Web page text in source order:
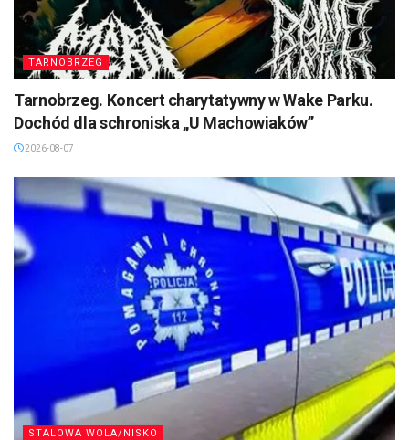
TARNOBRZEG
Tarnobrzeg. Koncert charytatywny w Wake Parku.
Dochód dla schroniska „U Machowiaków”
2026-08-07
STALOWA WOLA/NISKO